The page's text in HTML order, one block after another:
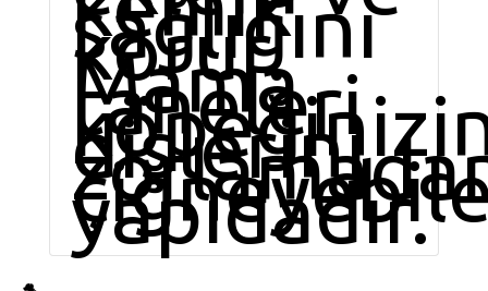
sağlığını
korur.
Mama
taneleri
dişlerini
yapıdadır.